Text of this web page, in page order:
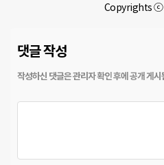
Copyrights ⓒ
댓글 작성